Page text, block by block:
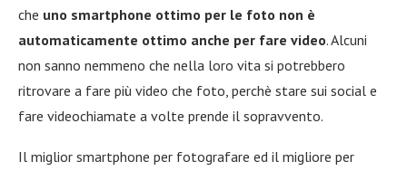
che uno smartphone ottimo per le foto non è
automaticamente ottimo anche per fare video. Alcuni
non sanno nemmeno che nella loro vita si potrebbero
ritrovare a fare più video che foto, perchè stare sui social e
fare videochiamate a volte prende il sopravvento.
Il miglior smartphone per fotografare ed il migliore per